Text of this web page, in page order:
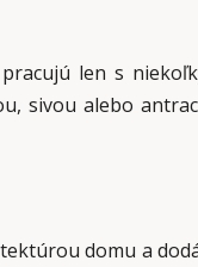
len s
sivou alebo
domu a